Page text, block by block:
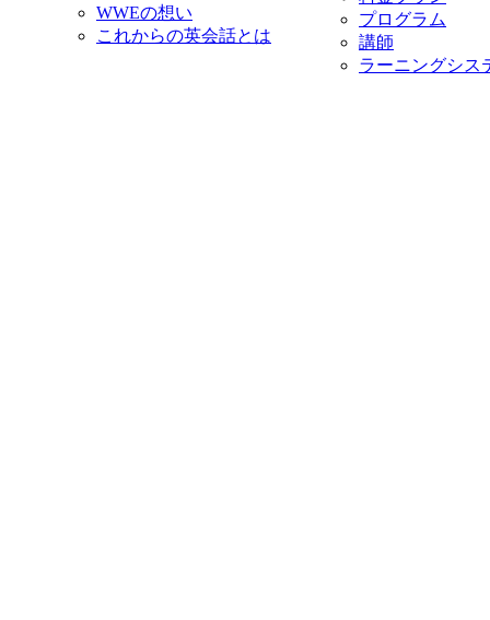
WWEの想い
これからの英会話とは
プログラム
講師
ラーニングシス